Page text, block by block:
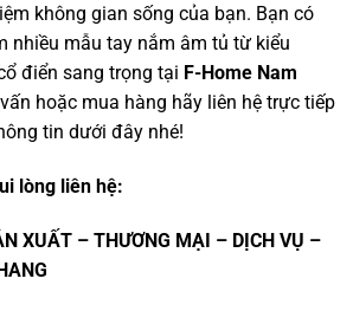
không gian sống của bạn. Bạn có
nhiều mẫu tay nắm âm tủ từ kiểu
điển sang trọng tại F-Home Nam
hoặc mua hàng hãy liên hệ trực tiếp
tin dưới đây nhé!
lòng liên hệ:
XUẤT – THƯƠNG MẠI – DỊCH VỤ –